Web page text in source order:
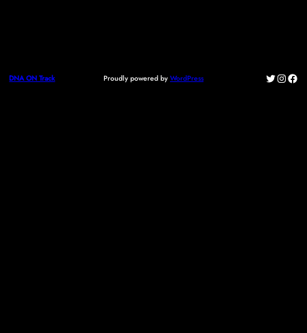
DNA ON Track Proudly powered by WordPress Twitter